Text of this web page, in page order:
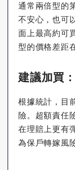
通常兩倍型的
不安心，也可
面上最高約可
型的價格差距
建議加買
根據統計，目
險。超額責任
在理賠上更有
為保戶轉嫁風